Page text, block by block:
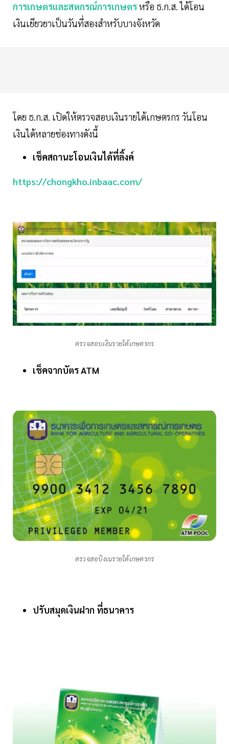
การเกษตรและสหกรณ์การเกษตรหรือ ธ.ก.ส. ได้โอน
เงินเยียวยาเป็นวันที่สองสำหรับบางจังหวัด
โดย ธ.ก.ส. เปิดให้ตรวจสอบเงินรายได้เกษตรกร วันโอน
เงินได้หลายช่องทางดังนี้
เช็ค​สถานะโอนเงิน​ได้ที่ลิ้งค์​
https://chongkho.inbaac.com/
ตรวจสอบเงินรายได้เกษตรกร
เช็คจากบัตร ATM
ตรวจสอบิงเนรายได้เกษตรกร
ปรับสมุดเงินฝาก ที่ธนาคาร